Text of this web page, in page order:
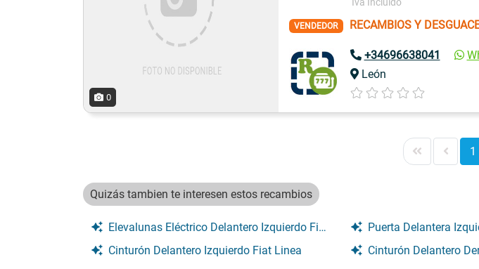
0
VENDEDOR RECAMBIOS Y
+34696638041
León
1
Quizás tambien te interesen estos recambios
Elevalunas Eléctrico Delantero Izquierdo Fiat Linea Puerta Delantera
Cinturón Delantero Izquierdo Fiat Linea
Cinturón Delantero